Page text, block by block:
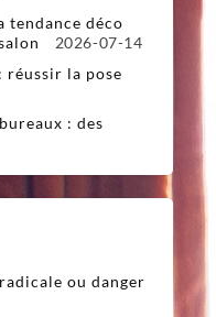
tendance déco
2026-07-14
réussir la pose
: des
ou danger